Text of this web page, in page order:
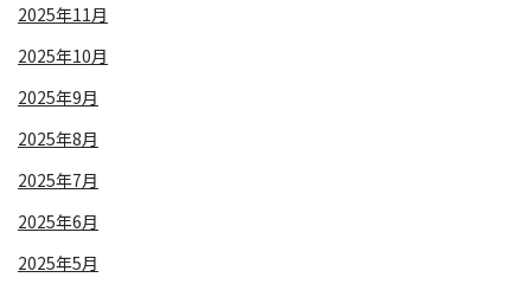
2025年11月
2025年10月
2025年9月
2025年8月
2025年7月
2025年6月
2025年5月